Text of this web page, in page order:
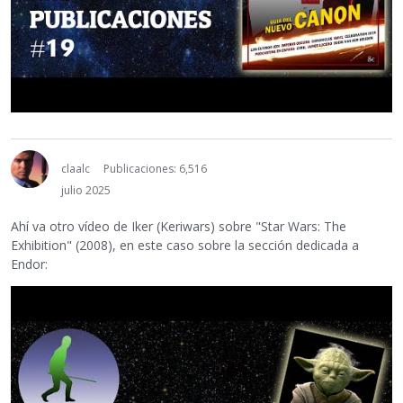
claalc
Publicaciones: 6,516
julio 2025
Ahí va otro vídeo de Iker (Keriwars) sobre "Star Wars: The
Exhibition" (2008), en este caso sobre la sección dedicada a
Endor: